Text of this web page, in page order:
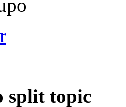
split topic